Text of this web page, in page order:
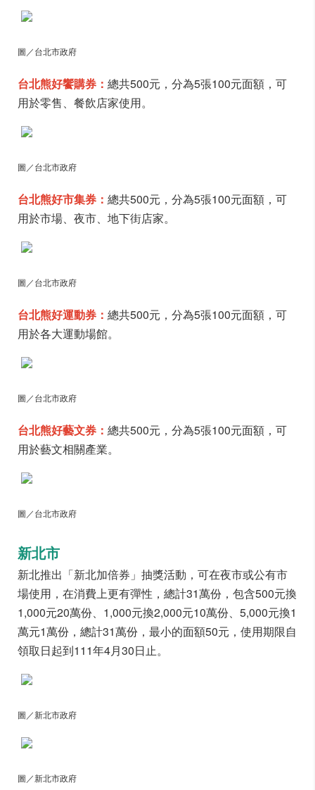
圖／台北市政府
台北熊好饗購券： 總共500元，分為5張100元面額，可
用於零售、餐飲店家使用。
圖／台北市政府
台北熊好市集券： 總共500元，分為5張100元面額，可
用於市場、夜市、地下街店家。
圖／台北市政府
台北熊好運動券： 總共500元，分為5張100元面額，可
用於各大運動場館。
圖／台北市政府
台北熊好藝文券： 總共500元，分為5張100元面額，可
用於藝文相關產業。
圖／台北市政府
新北市
新北推出「新北加倍券」抽獎活動，可在夜市或公有市
場使用，在消費上更有彈性，總計31萬份，包含500元換
1,000元20萬份、1,000元換2,000元10萬份、5,000元換1
萬元1萬份，總計31萬份，最小的面額50元，使用期限自
領取日起到111年4月30日止。
圖／新北市政府
圖／新北市政府